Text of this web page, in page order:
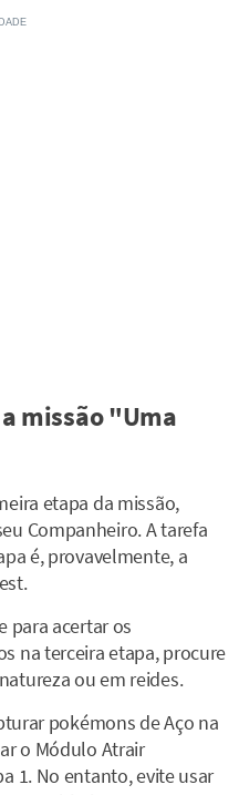
missão "Uma
etapa da missão,
Companheiro. A tarefa
é, provavelmente, a
para acertar os
na terceira etapa, procure
ou em reides.
pokémons de Aço na
o Módulo Atrair
1. No entanto, evite usar